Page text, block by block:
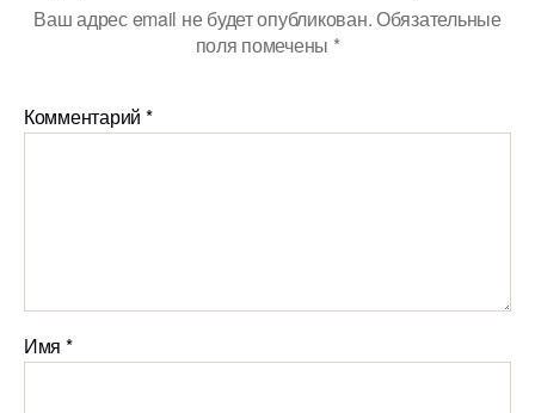
Ваш адрес email не будет опубликован.Обязательные
поля помечены *
Комментарий *
Имя *